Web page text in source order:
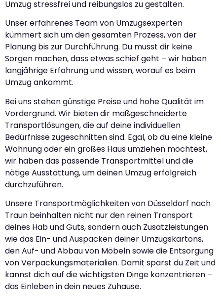
Umzug stressfrei und reibungslos zu gestalten.
Unser erfahrenes Team von Umzugsexperten
kümmert sich um den gesamten Prozess, von der
Planung bis zur Durchführung. Du musst dir keine
Sorgen machen, dass etwas schief geht – wir haben
langjährige Erfahrung und wissen, worauf es beim
Umzug ankommt.
Bei uns stehen günstige Preise und hohe Qualität im
Vordergrund. Wir bieten dir maßgeschneiderte
Transportlösungen, die auf deine individuellen
Bedürfnisse zugeschnitten sind. Egal, ob du eine kleine
Wohnung oder ein großes Haus umziehen möchtest,
wir haben das passende Transportmittel und die
nötige Ausstattung, um deinen Umzug erfolgreich
durchzuführen.
Unsere Transportmöglichkeiten von Düsseldorf nach
Traun beinhalten nicht nur den reinen Transport
deines Hab und Guts, sondern auch Zusatzleistungen
wie das Ein- und Auspacken deiner Umzugskartons,
den Auf- und Abbau von Möbeln sowie die Entsorgung
von Verpackungsmaterialien. Damit sparst du Zeit und
kannst dich auf die wichtigsten Dinge konzentrieren –
das Einleben in dein neues Zuhause.